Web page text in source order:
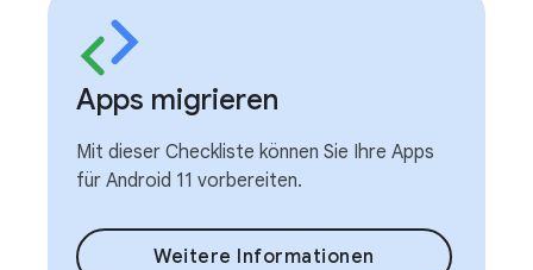
Apps migrieren
Mit dieser Checkliste können Sie Ihre Apps
für Android 11 vorbereiten.
Weitere Informationen